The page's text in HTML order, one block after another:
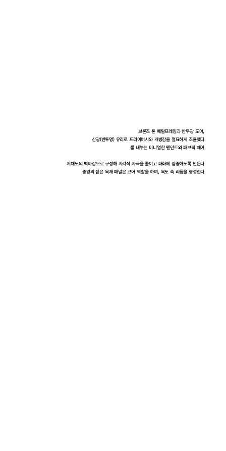
브론즈 톤 메탈프레임과 반무광 도어,
산광(반투명) 유리로 프라이버시와 개방감을 절묘하게 조율했다.
룸 내부는 미니멀한 펜던트와 패브릭 체어,
저채도의 벽마감으로 구성해 시각적 자극을 줄이고 대화에 집중하도록 만든다.
중앙의 짙은 목재 패널은 코어 역할을 하며, 복도 측 리듬을 형성한다.